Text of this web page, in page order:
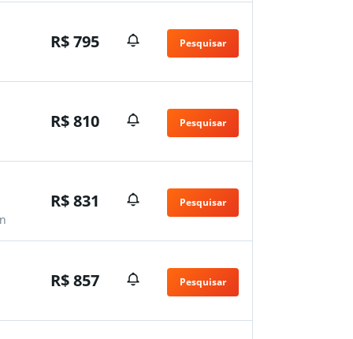
R$ 795 Pesquisar
R$ 810 Pesquisar
R$ 831 Pesquisar
R$ 857 Pesquisar